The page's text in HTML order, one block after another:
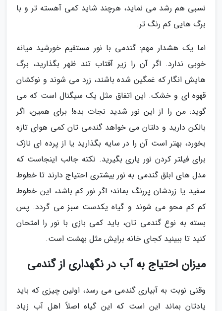
نسبی هم رشد می نماید، هرچند شاید کمی آهسته تر و با
برگ هایی کم رنگ تر.
اما یک هشدار مهم: گندمی با نور مستقیم خورشید میانه
خوبی ندارد. اگر آن را زیر آفتاب تند ظهر بگذارید، برگ
هایش انگار که غمگین شده باشند، زرد می شوند و نوکشان
قهوه ای و خشک. این اتفاق مثل یک سیگنال است که می
گوید: من را از این نور شدید نجات بده! برای همین، اگر
بالکن دارید و دلتان می خواهد گندمی تان کمی هوای تازه
بخورد، بهتر است آن را در سایه بگذارید یا از پرده ای نازک
برای فیلتر کردن نور یاری بگیرید. نکته جالب اینجاست که
مدل های ابلق گندمی به نور بیشتری احتیاج دارند تا خطوط
سفید یا زردشان پررنگ بماند؛ اگر نور کم باشد، این خطوط
کم کم محو می شوند و گیاه یکدست سبز می گردد. پس
بسته به نوع گندمی تان، باید کمی بازی با نور را امتحان
کنید تا ببینید کجای خانه برایش مثل بهشت است.
میزان احتیاج به آب در نگهداری از گندمی
وقتی نوبت به آبیاری گندمی می رسد، اولین چیزی که باید
یادتان بماند این است که این گیاه اصلاً اهل آب زیاد